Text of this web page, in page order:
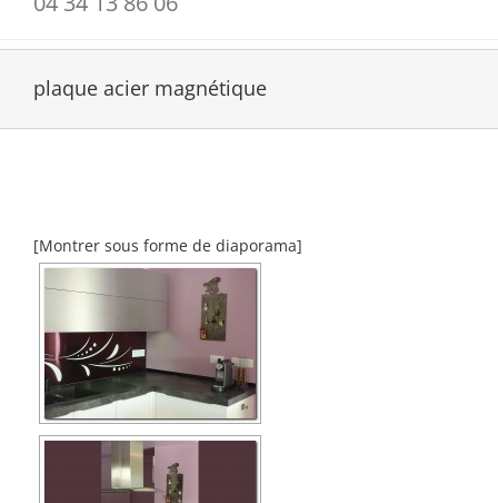
plaque acier magnétique
[Montrer sous forme de diaporama]